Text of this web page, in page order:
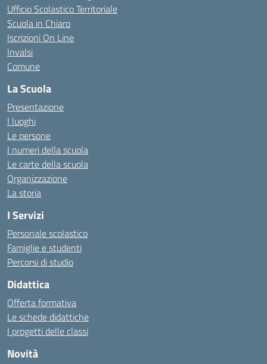
Ufficio Scolastico Territoriale
Scuola in Chiaro
Iscrizioni On Line
Invalsi
Comune
La Scuola
Presentazione
I luoghi
Le persone
I numeri della scuola
Le carte della scuola
Organizzazione
La storia
I Servizi
Personale scolastico
Famiglie e studenti
Percorsi di studio
Didattica
Offerta formativa
Le schede didattiche
I progetti delle classi
Novità